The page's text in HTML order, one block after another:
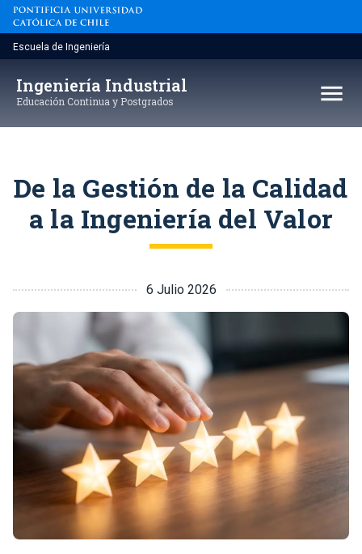
Saltar
contenido
Escuela de Ingeniería
Ingeniería Industrial
Educación Continua y Postgrados menu
De la Gestión de la Calidad
a la Ingeniería del Valor
6 Julio 2026